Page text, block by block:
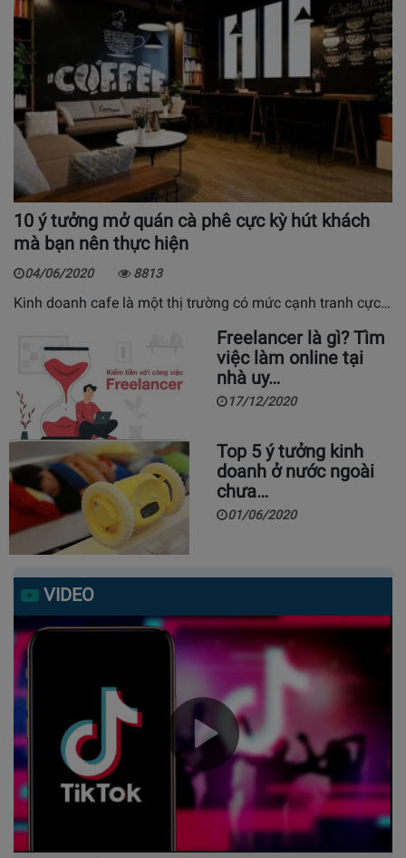
10 ý tưởng mở quán cà phê cực kỳ hút khách
mà bạn nên thực hiện
04/06/2020 8813
Kinh doanh cafe là một thị trường có mức cạnh tranh cực…
Freelancer là gì? Tìm
việc làm online tại
nhà uy…
17/12/2020
Top 5 ý tưởng kinh
doanh ở nước ngoài
chưa…
01/06/2020
VIDEO